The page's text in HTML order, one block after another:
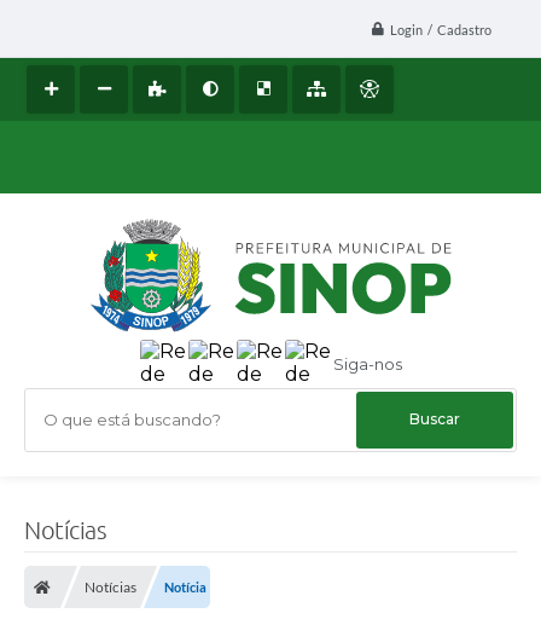
Login / Cadastro
Siga-nos
O que está buscando?
Notícias
Notícias Notícia